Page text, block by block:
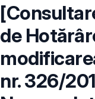
de
nr. 326/